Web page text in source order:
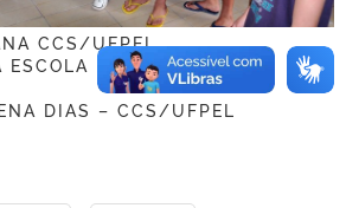
CCS/UFPEL
DO PROGRAMA
DIAS – CCS/UFPEL